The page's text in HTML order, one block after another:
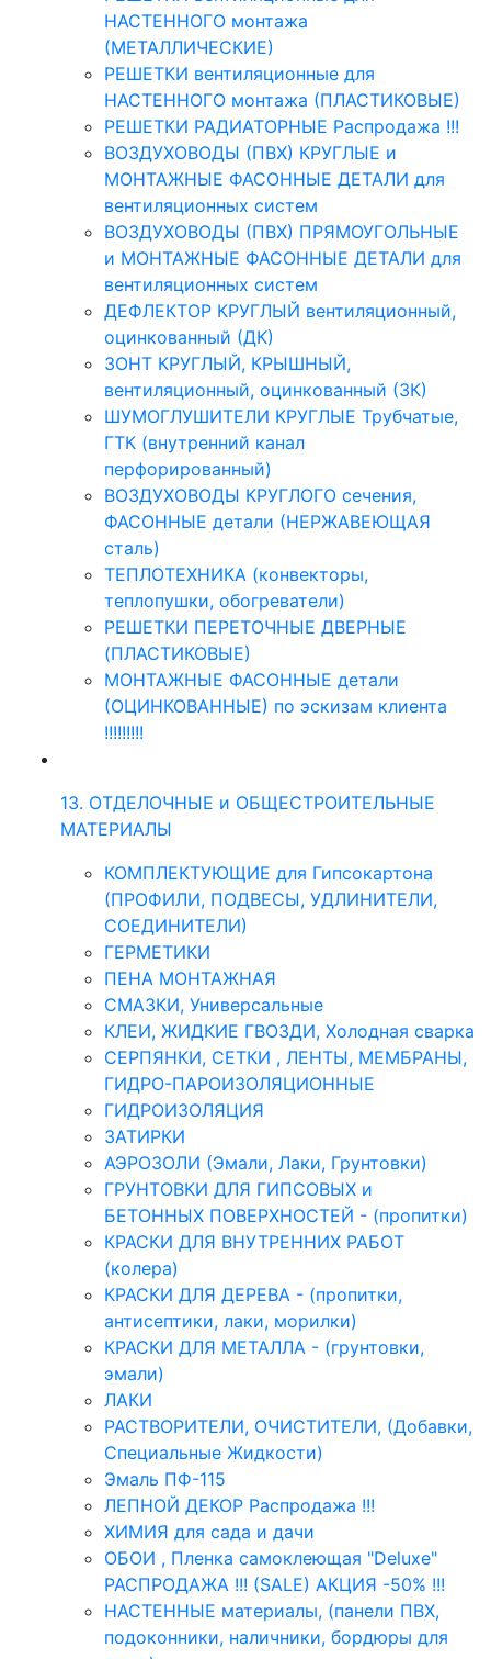
НАСТЕННОГО монтажа
(МЕТАЛЛИЧЕСКИЕ)
РЕШЕТКИ вентиляционные для
НАСТЕННОГО монтажа (ПЛАСТИКОВЫЕ)
РЕШЕТКИ РАДИАТОРНЫЕ Распродажа !!!
ВОЗДУХОВОДЫ (ПВХ) КРУГЛЫЕ и
МОНТАЖНЫЕ ФАСОННЫЕ ДЕТАЛИ для
вентиляционных систем
ВОЗДУХОВОДЫ (ПВХ) ПРЯМОУГОЛЬНЫЕ
и МОНТАЖНЫЕ ФАСОННЫЕ ДЕТАЛИ для
вентиляционных систем
ДЕФЛЕКТОР КРУГЛЫЙ вентиляционный,
оцинкованный (ДК)
ЗОНТ КРУГЛЫЙ, КРЫШНЫЙ,
вентиляционный, оцинкованный (ЗК)
ШУМОГЛУШИТЕЛИ КРУГЛЫЕ Трубчатые,
ГТК (внутренний канал
перфорированный)
ВОЗДУХОВОДЫ КРУГЛОГО сечения,
ФАСОННЫЕ детали (НЕРЖАВЕЮЩАЯ
сталь)
ТЕПЛОТЕХНИКА (конвекторы,
теплопушки, обогреватели)
РЕШЕТКИ ПЕРЕТОЧНЫЕ ДВЕРНЫЕ
(ПЛАСТИКОВЫЕ)
МОНТАЖНЫЕ ФАСОННЫЕ детали
(ОЦИНКОВАННЫЕ) по эскизам клиента
!!!!!!!!!
13. ОТДЕЛОЧНЫЕ и ОБЩЕСТРОИТЕЛЬНЫЕ
МАТЕРИАЛЫ
КОМПЛЕКТУЮЩИЕ для Гипсокартона
(ПРОФИЛИ, ПОДВЕСЫ, УДЛИНИТЕЛИ,
СОЕДИНИТЕЛИ)
ГЕРМЕТИКИ
ПЕНА МОНТАЖНАЯ
СМАЗКИ, Универсальные
КЛЕИ, ЖИДКИЕ ГВОЗДИ, Холодная сварка
СЕРПЯНКИ, СЕТКИ , ЛЕНТЫ, МЕМБРАНЫ,
ГИДРО-ПАРОИЗОЛЯЦИОННЫЕ
ГИДРОИЗОЛЯЦИЯ
ЗАТИРКИ
АЭРОЗОЛИ (Эмали, Лаки, Грунтовки)
ГРУНТОВКИ ДЛЯ ГИПСОВЫХ и
БЕТОННЫХ ПОВЕРХНОСТЕЙ - (пропитки)
КРАСКИ ДЛЯ ВНУТРЕННИХ РАБОТ
(колера)
КРАСКИ ДЛЯ ДЕРЕВА - (пропитки,
антисептики, лаки, морилки)
КРАСКИ ДЛЯ МЕТАЛЛА - (грунтовки,
эмали)
ЛАКИ
РАСТВОРИТЕЛИ, ОЧИСТИТЕЛИ, (Добавки,
Специальные Жидкости)
Эмаль ПФ-115
ЛЕПНОЙ ДЕКОР Распродажа !!!
ХИМИЯ для сада и дачи
ОБОИ , Пленка самоклеющая "Deluxe"
РАСПРОДАЖА !!! (SALE) АКЦИЯ -50% !!!
НАСТЕННЫЕ материалы, (панели ПВХ,
подоконники, наличники, бордюры для